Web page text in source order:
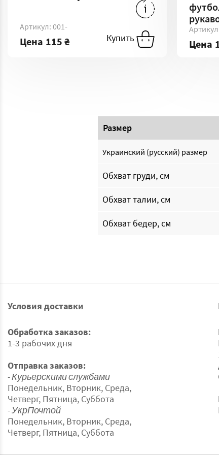
Артикул: 001-
Цена 115 ₴ Купить
XS
-
139 ₴
3XL
-
202 ₴
Купить Цена
Размер
Украинский (русский) размер
Обхват груди, см
Обхват талии, см
Обхват бедер, см
Условия доставки
Обработка заказов:
1-3 рабочих дня
Отправка заказов:
- Курьерскими службами
Понедельник, Вторник, Среда,
Четверг, Пятница, Суббота
- УкрПочтой
Понедельник, Вторник, Среда,
Четверг, Пятница, Суббота